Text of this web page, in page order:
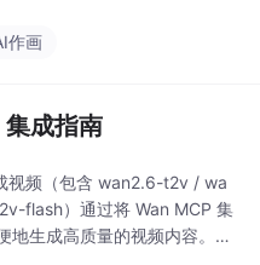
作平台来说，这是一种高效且
作画
成指南
视频（包含 wan2.6-t2v / wa
flash）通过将 Wan MCP 集
地生成高质量的视频内容。无